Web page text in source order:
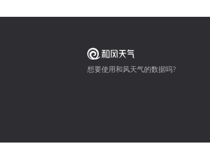
想要使用和风天气的数据吗?